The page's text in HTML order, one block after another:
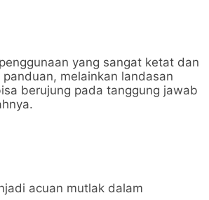
yang sangat ketat dan
melainkan landasan
berujung pada tanggung jawab
acuan mutlak dalam